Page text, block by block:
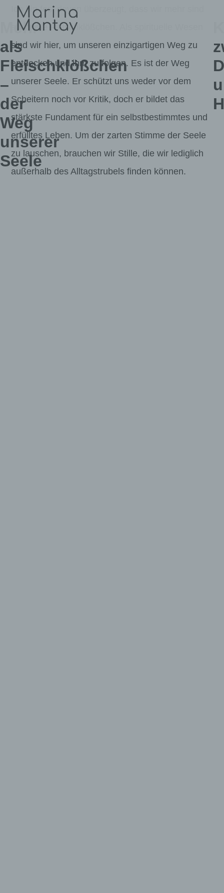
Zum
Inhalt
springen
Autorin,
Mehr
als
Fleischklößchen
–
der
Weg
unserer
Seele
Ich bin fest davon überzeugt, dass wir mehr sind
als bloße Fleischklößchen. Als spirituelle Wesen
sind wir hier, um unseren einzigartigen Weg zu
entdecken und ihm zu folgen. Es ist der Weg
unserer Seele. Er schützt uns weder vor dem
Scheitern noch vor Kritik, doch er bildet das
stärkste Fundament für ein selbstbestimmtes und
erfülltes Leben. Um der zarten Stimme der Seele
zu lauschen, brauchen wir Stille, die wir lediglich
außerhalb des Alltagstrubels finden können.